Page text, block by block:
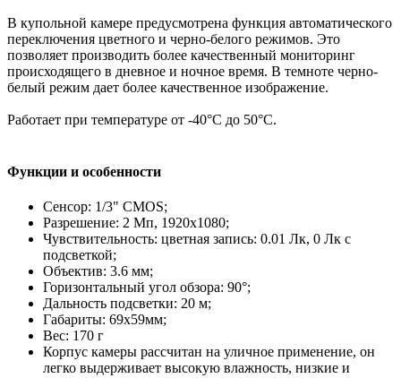
В купольной камере предусмотрена функция автоматического
переключения цветного и черно-белого режимов. Это
позволяет производить более качественный мониторинг
происходящего в дневное и ночное время. В темноте черно-
белый режим дает более качественное изображение.
Работает при температуре от -40°C до 50°C.
Функции и особенности
Сенсор: 1/3" CMOS;
Разрешение: 2 Мп, 1920х1080;
Чувствительность: цветная запись: 0.01 Лк, 0 Лк с
подсветкой;
Объектив: 3.6 мм;
Горизонтальный угол обзора: 90°;
Дальность подсветки: 20 м;
Габариты: 69х59мм;
Вес: 170 г
Корпус камеры рассчитан на уличное применение, он
легко выдерживает высокую влажность, низкие и